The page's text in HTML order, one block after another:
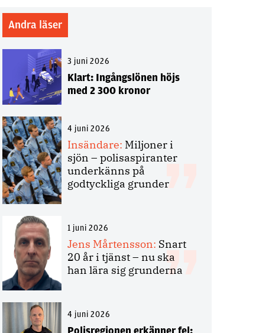
Andra läser
3 juni 2026
Klart: Ingångslönen höjs
med 2 300 kronor
4 juni 2026
Insändare: Miljoner i
sjön – polisaspiranter
underkänns på
godtyckliga grunder
1 juni 2026
Jens Mårtensson: Snart
20 år i tjänst – nu ska
han lära sig grunderna
4 juni 2026
Polisregionen erkänner fel: